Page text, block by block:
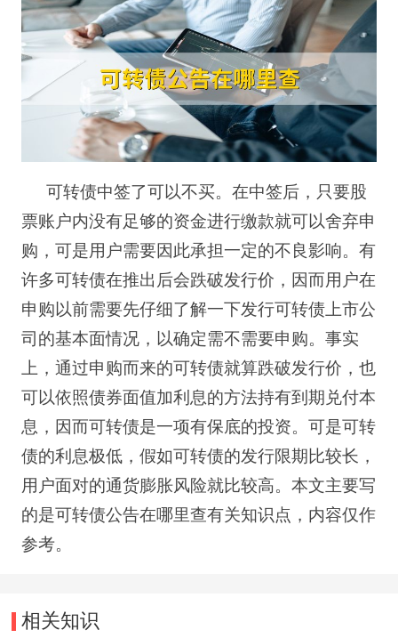
可转债中签了可以不买。在中签后，只要股
票账户内没有足够的资金进行缴款就可以舍弃申
购，可是用户需要因此承担一定的不良影响。有
许多可转债在推出后会跌破发行价，因而用户在
申购以前需要先仔细了解一下发行可转债上市公
司的基本面情况，以确定需不需要申购。事实
上，通过申购而来的可转债就算跌破发行价，也
可以依照债券面值加利息的方法持有到期兑付本
息，因而可转债是一项有保底的投资。可是可转
债的利息极低，假如可转债的发行限期比较长，
用户面对的通货膨胀风险就比较高。本文主要写
的是可转债公告在哪里查有关知识点，内容仅作
参考。
相关知识